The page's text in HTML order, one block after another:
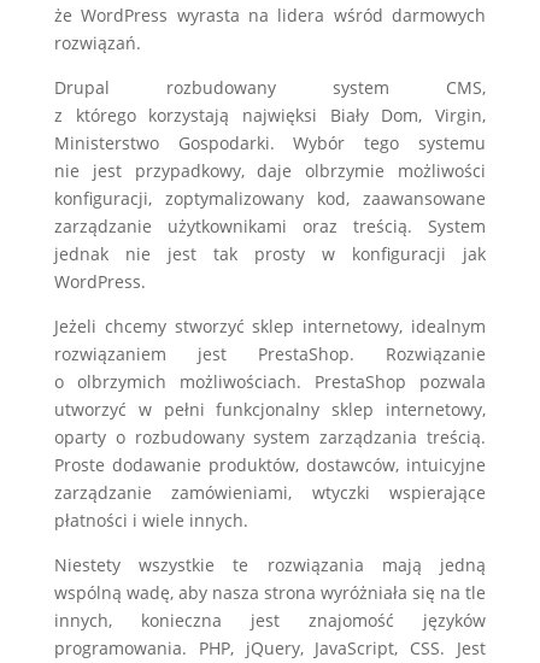
że WordPress wyrasta na lidera wśród darmowych
rozwiązań.
Drupal rozbudowany system CMS,
z którego korzystają najwięksi Biały Dom, Virgin,
Ministerstwo Gospodarki. Wybór tego systemu
nie jest przypadkowy, daje olbrzymie możliwości
konfiguracji, zoptymalizowany kod, zaawansowane
zarządzanie użytkownikami oraz treścią. System
jednak nie jest tak prosty w konfiguracji jak
WordPress.
Jeżeli chcemy stworzyć sklep internetowy, idealnym
rozwiązaniem jest PrestaShop. Rozwiązanie
o olbrzymich możliwościach. PrestaShop pozwala
utworzyć w pełni funkcjonalny sklep internetowy,
oparty o rozbudowany system zarządzania treścią.
Proste dodawanie produktów, dostawców, intuicyjne
zarządzanie zamówieniami, wtyczki wspierające
płatności i wiele innych.
Niestety wszystkie te rozwiązania mają jedną
wspólną wadę, aby nasza strona wyróżniała się na tle
innych, konieczna jest znajomość języków
programowania. PHP, jQuery, JavaScript, CSS. Jest